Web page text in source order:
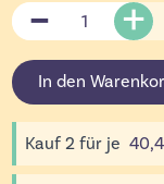
Menge
In den
Kauf 2 für je